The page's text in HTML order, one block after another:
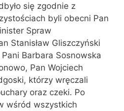
się zgodnie z
byli obecni Pan
Spraw
Stanisław Gliszczyński
Barbara Sosnowska
Pan Wojciech
którzy wręczali
oraz czeki. Po
wśród wszystkich